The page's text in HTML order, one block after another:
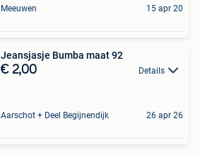
Meeuwen 15 apr 20
Jeansjasje Bumba maat 92
€ 2,00 Details
Aarschot + Deel Begijnendijk 26 apr 26